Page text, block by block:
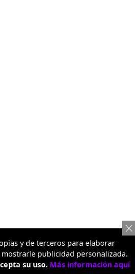
y de terceros para elaborar
publicidad personalizada.
su uso. Más información aquí